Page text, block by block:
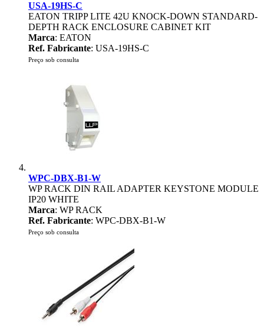
USA-19HS-C
EATON TRIPP LITE 42U KNOCK-DOWN STANDARD-
DEPTH RACK ENCLOSURE CABINET KIT
Marca: EATON
Ref. Fabricante: USA-19HS-C
Preço sob consulta
WPC-DBX-B1-W
WP RACK DIN RAIL ADAPTER KEYSTONE MODULE
IP20 WHITE
Marca: WP RACK
Ref. Fabricante: WPC-DBX-B1-W
Preço sob consulta